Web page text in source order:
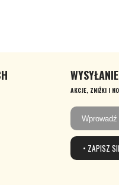
AKCJE, ZNIŻKI I
• ZAPISZ